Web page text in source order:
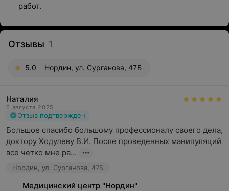
работ.
Отзывы 1
5.0 Нордин, ул. Сурганова, 47Б
Наталия
6 августа 2025
Отзыв подтвержден
Большое спасибо большому профессионалу своего дела,
доктору Ходулеву В.И. После проведенных манипуляций
все четко мне ра...
Нордин, ул. Сурганова, 47Б
Медицинский центр "Нордин"